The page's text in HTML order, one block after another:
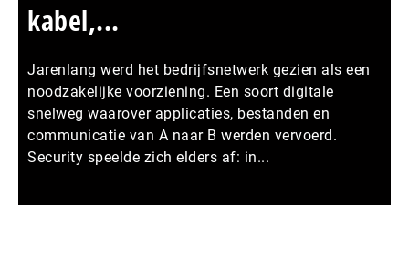
kabel,...
Jarenlang werd het bedrijfsnetwerk gezien als een
noodzakelijke voorziening. Een soort digitale
snelweg waarover applicaties, bestanden en
communicatie van A naar B werden vervoerd.
Security speelde zich elders af: in...